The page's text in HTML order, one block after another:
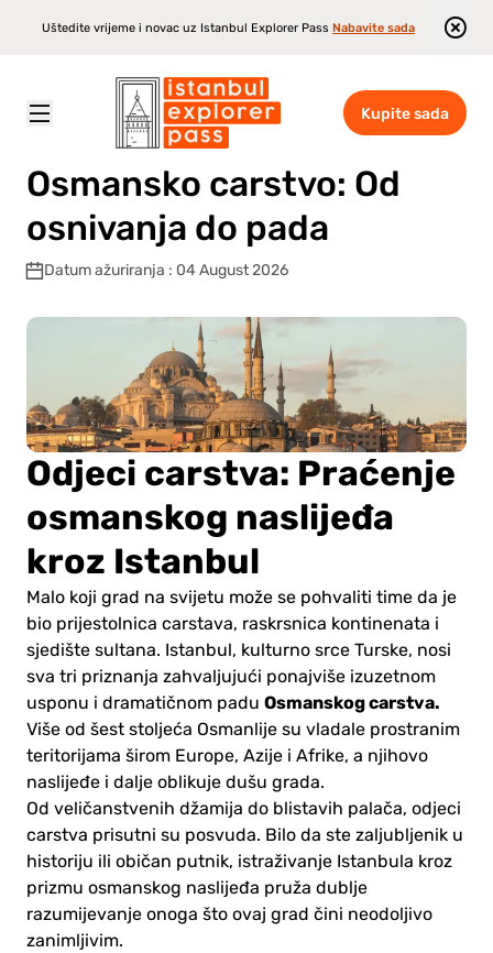
Uštedite vrijeme i novac uz Istanbul Explorer Pass Nabavite sada
Kupite sada
Istanbul Explorer Pass \ Blog \ Osmansko carstvo: Od osnivanja do pada
Osmansko carstvo: Od
osnivanja do pada
Datum ažuriranja : 04 August 2026
Odjeci carstva: Praćenje
osmanskog naslijeđa
kroz Istanbul
Malo koji grad na svijetu može se pohvaliti time da je
bio prijestolnica carstava, raskrsnica kontinenata i
sjedište sultana. Istanbul, kulturno srce Turske, nosi
sva tri priznanja zahvaljujući ponajviše izuzetnom
usponu i dramatičnom padu Osmanskog carstva.
Više od šest stoljeća Osmanlije su vladale prostranim
teritorijama širom Europe, Azije i Afrike, a njihovo
naslijeđe i dalje oblikuje dušu grada.
Od veličanstvenih džamija do blistavih palača, odjeci
carstva prisutni su posvuda. Bilo da ste zaljubljenik u
historiju ili običan putnik, istraživanje Istanbula kroz
prizmu osmanskog naslijeđa pruža dublje
razumijevanje onoga što ovaj grad čini neodoljivo
zanimljivim.